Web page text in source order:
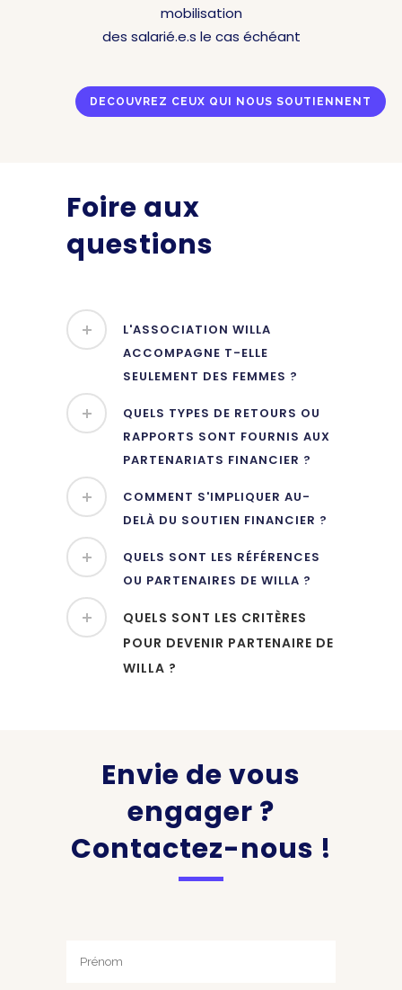
mobilisation
des salarié.e.s le cas échéant
DECOUVREZ CEUX QUI NOUS SOUTIENNENT
Foire aux
questions
L'ASSOCIATION WILLA
ACCOMPAGNE T-ELLE
SEULEMENT DES FEMMES ?
QUELS TYPES DE RETOURS OU
RAPPORTS SONT FOURNIS AUX
PARTENARIATS FINANCIER ?
COMMENT S'IMPLIQUER AU-
DELÀ DU SOUTIEN FINANCIER ?
QUELS SONT LES RÉFÉRENCES
OU PARTENAIRES DE WILLA ?
QUELS SONT LES CRITÈRES
POUR DEVENIR PARTENAIRE DE
WILLA ?
Envie de vous
engager ?
Contactez-nous !